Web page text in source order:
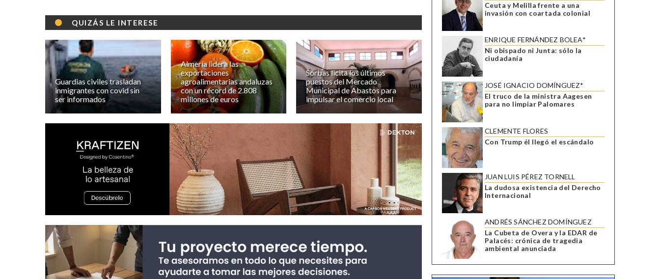
QUIZÁS LE INTERESE
Guardias civiles trasladan
inmigrantes con covid sin
ser informados
Almería lidera las
exportaciones
agroalimentarias andaluzas
con un récord de 2.808
millones de euros
Sorbas licita los últimos
puestos del Mercado
Municipal de Abastos para
impulsar el comercio local
Ceuta y Melilla frente a una
invasión con coartada colonial
ENRIQUE FERNÁNDEZ BOLEA*
Ni obispado ni Junta: sólo la
ciudadanía
JOSÉ IGNACIO DOMÍNGUEZ*
El truco de la ministra Aagesen
para no limpiar Palomares
CLEMENTE FLORES
Con Trump él llegó el escándalo
JUAN LUIS PÉREZ TORNELL
La dudosa existencia del Derecho
Internacional
ANDRÉS SÁNCHEZ DOMÍNGUEZ
La Cubeta de Overa y la EDAR de
Palacés: crónica de tragedia
ambiental anunciada